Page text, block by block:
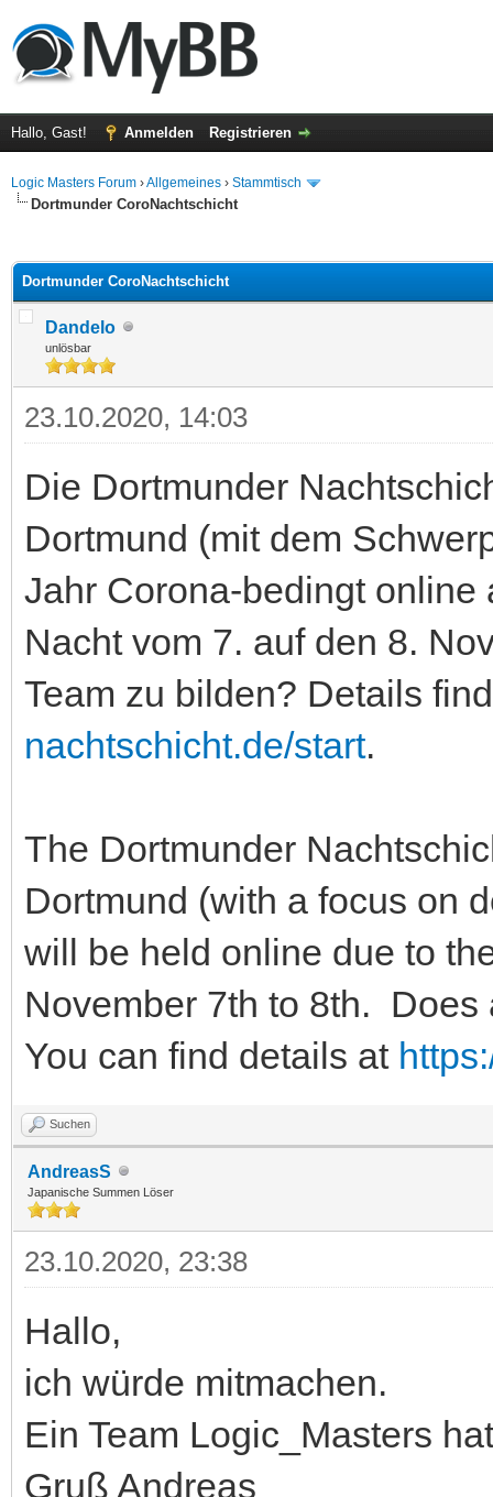
Hallo, Gast! Anmelden Registrieren
Logic Masters Forum ›Allgemeines › Stammtisch
Dortmunder CoroNachtschicht
Dortmunder CoroNachtschicht
Dandelo
unlösbar
23.10.2020, 14:03
Die Dortmunder
Dortmund (mit dem
Jahr Corona-bedingt
Nacht vom 7. auf den 8.
Team zu bilden? Details
nachtschicht.de/start.
The Dortmunder
Dortmund (with a focus on
will be held online due to
November 7th to 8th.
You can find details at
Suchen
AndreasS
Japanische Summen Löser
23.10.2020, 23:38
Hallo,
ich würde mitmachen.
Ein Team Logic_Masters
Gruß Andreas